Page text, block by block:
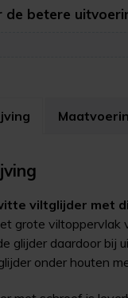
de betere
viltglijder met
grote viltoppervlak
glijder daardoor bij
onder houten